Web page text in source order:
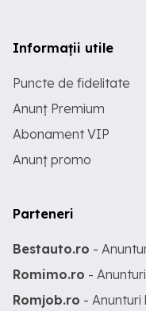
Informații utile
Puncte de fidelitate
Anunț Premium
Abonament VIP
Anunț promo
Parteneri
Bestauto.ro -
Romimo.ro -
Romjob.ro - Anunturi